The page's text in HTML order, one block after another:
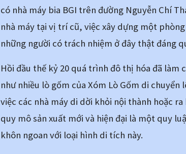
có nhà máy bia BGI trên đường Nguyễn Chí
nhà máy tại vị trí cũ, việc xây dựng một
những người có trách nhiệm ở đây thật đáng
Hồi đầu thế kỷ 20 quá trình đô thị hóa đã làm
như nhiều lò gốm của Xóm Lò Gốm di
việc các nhà máy di dời khỏi nội thành hoặc
quy mô sản xuất mới và hiện đại là một quy
khôn ngoan với loại hình di tích này.